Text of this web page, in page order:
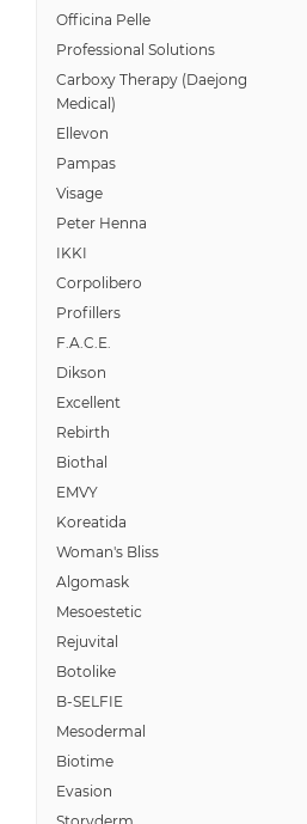
Officina Pelle
Professional Solutions
Carboxy Therapy (Daejong
Medical)
Ellevon
Pampas
Visage
Peter Henna
IKKI
Corpolibero
Profillers
F.A.C.E.
Dikson
Excellent
Rebirth
Biothal
EMVY
Koreatida
Woman's Bliss
Algomask
Mesoestetic
Rejuvital
Botolike
B-SELFIE
Mesodermal
Biotime
Evasion